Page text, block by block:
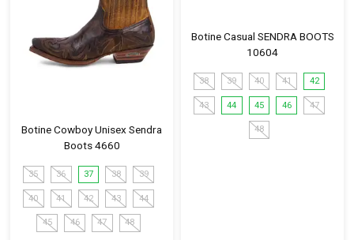
Botine Cowboy Unisex Sendra
Boots 4660
35 36 37 38 39
40 41 42 43 44
45 46 47 48
Botine Casual SENDRA BOOTS
10604
38 39 40 41 42
43 44 45 46 47
48